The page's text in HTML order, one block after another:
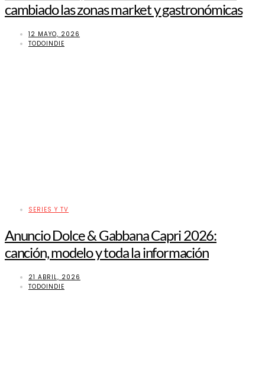
cambiado las zonas market y gastronómicas
12 MAYO, 2026
TODOINDIE
SERIES Y TV
Anuncio Dolce & Gabbana Capri 2026:
canción, modelo y toda la información
21 ABRIL, 2026
TODOINDIE